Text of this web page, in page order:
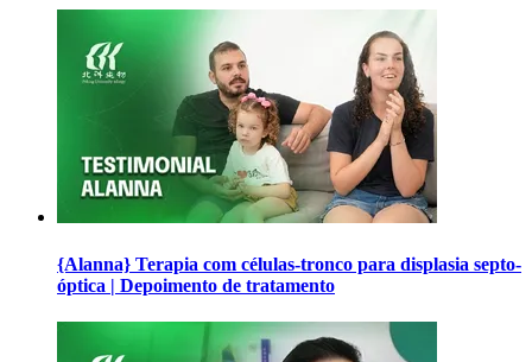
{Alanna} Terapia com células-tronco para displasia septo-
óptica | Depoimento de tratamento